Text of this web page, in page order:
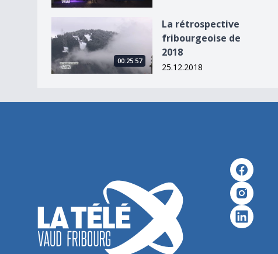
La rétrospective fribourgeoise de 2018
00:25:57
La rétrospective
fribourgeoise de
2018
25.12.2018